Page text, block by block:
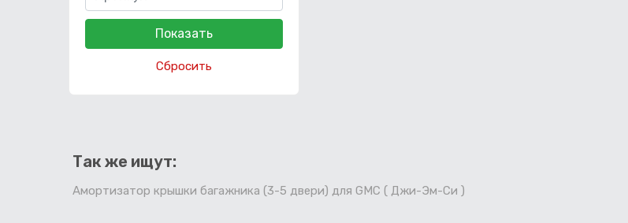
Сбросить
Так же ищут:
Амортизатор крышки багажника (3-5 двери) для GMC ( Джи-Эм-Си )